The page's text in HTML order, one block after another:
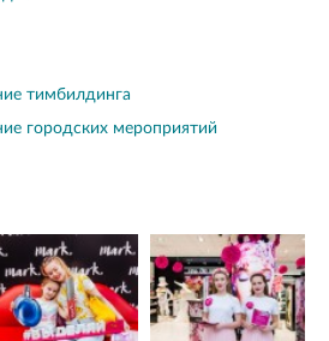
тимбилдинга
городских мероприятий